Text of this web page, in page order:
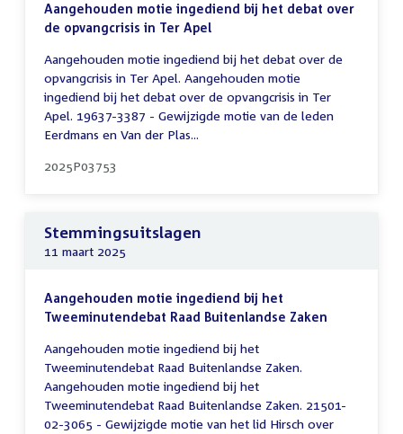
Aangehouden motie ingediend bij het debat over
de opvangcrisis in Ter Apel
Aangehouden motie ingediend bij het debat over de
opvangcrisis in Ter Apel. Aangehouden motie
ingediend bij het debat over de opvangcrisis in Ter
Apel. 19637-3387 - Gewijzigde motie van de leden
Eerdmans en Van der Plas...
2025P03753
Stemmingsuitslagen
11 maart 2025
Aangehouden motie ingediend bij het
Tweeminutendebat Raad Buitenlandse Zaken
Aangehouden motie ingediend bij het
Tweeminutendebat Raad Buitenlandse Zaken.
Aangehouden motie ingediend bij het
Tweeminutendebat Raad Buitenlandse Zaken. 21501-
02-3065 - Gewijzigde motie van het lid Hirsch over